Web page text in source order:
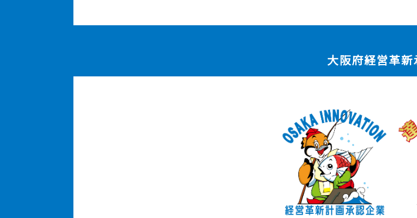
大阪府経営革